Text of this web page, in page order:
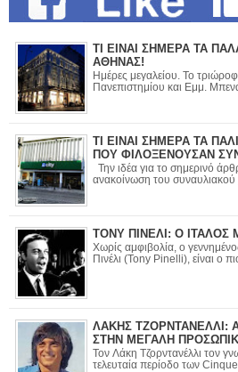
ΤΙ ΕΙΝΑΙ ΣΗΜΕΡΑ ΤΑ
ΑΘΗΝΑΣ!
Ημέρες μεγαλείου. Το
ΤΙ ΕΙΝΑΙ ΣΗΜΕΡΑ ΤΑ
ΠΟΥ ΦΙΛΟΞΕΝΟΥΣΑΝ
Την ιδέα για το σημερινό
ανακοίνωση του
ΤΟΝΥ ΠΙΝΕΛΙ: Ο
Χωρίς αμφιβολία, ο
Πινέλι (Tony Pinelli), είναι ο
ΛΑΚΗΣ ΤΖΟΡΝΤΑΝΕΛΛΙ:
ΣΤΗΝ ΜΕΓΑΛΗ
Τον Λάκη Τζορντανέλλι τον γνωρίσαμε σαν τραγουδιστή την
τελευταία περίοδο των